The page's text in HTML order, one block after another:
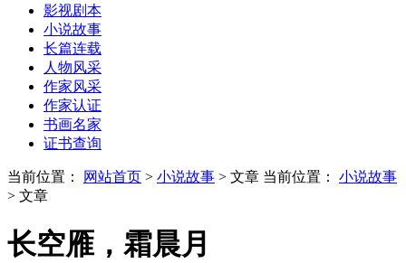
影视剧本
小说故事
长篇连载
人物风采
作家风采
作家认证
书画名家
证书查询
当前位置： 网站首页 > 小说故事 > 文章 当前位置： 小说故事
> 文章
长空雁，霜晨月